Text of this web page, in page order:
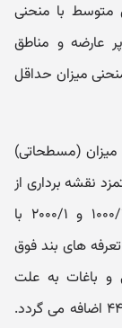
متوسط با منحنی
پر عارضه و مناطق
میزان حداقل
میزان (مسطحاتی)
فوق می باشد . ماده ۴۶ - دستمزد نقشه برداری از
اراضی بیش از یک هکتار در مقیاس های ۱۰۰۰/۱ و ۲۰۰۰/۱ با
ترتیب هرکدام ۲۰%و ۴۰% از تعرفه های بند فوق
و باغات به علت
محدودیت دید ۴۰ % به ارقام مواد ۴۲ و ۴۳ و ۴۴ اضافه می گردد.